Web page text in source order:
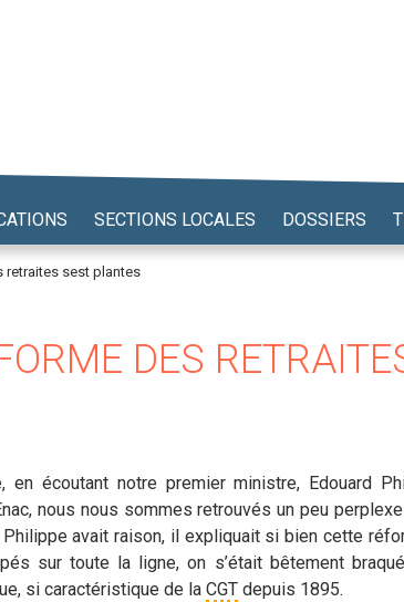
SECTIONS LOCALES DOSSIERS
retraites sest plantes
DES
en écoutant notre premier ministre, Edouard
nous nous sommes retrouvés un peu
Philippe avait raison, il expliquait si bien cette
sur toute la ligne, on s’était bêtement
si caractéristique de la CGT depuis 1895.